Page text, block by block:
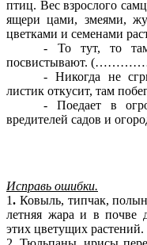
птиц. Вес взрослого
ящери цами, змеями,
цветками и
- То тут, то
посвистывают.
- Никогда не
листик откусит, там
- Поедает в
вредителей садов и
Исправь ошибки.
1. Ковыль, типчак,
летняя жара и в почве
этих цветущих растений.